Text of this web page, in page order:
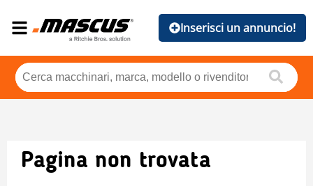
Inserisci un annuncio!
Pagina non trovata